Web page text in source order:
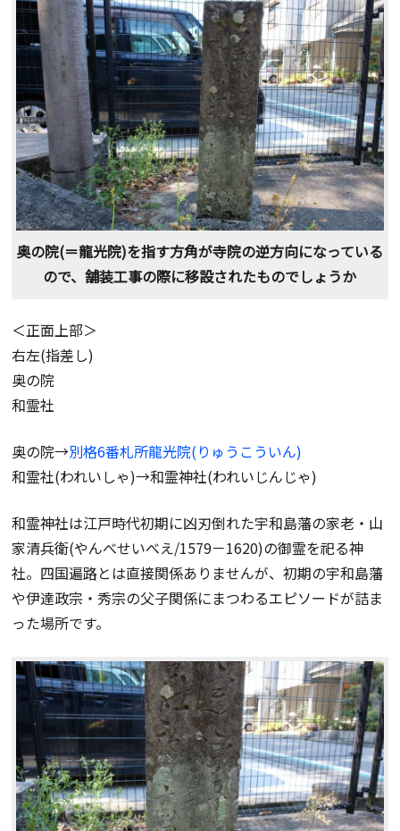
奥の院(＝龍光院)を指す方角が寺院の逆方向になっている
ので、舗装工事の際に移設されたものでしょうか
＜正面上部＞
右左(指差し)
奥の院
和霊社
奥の院→別格6番札所龍光院(りゅうこういん)
和霊社(われいしゃ)→和霊神社(われいじんじゃ)
和霊神社は江戸時代初期に凶刃倒れた宇和島藩の家老・山
家清兵衛(やんべせいべえ/1579－1620)の御霊を祀る神
社。四国遍路とは直接関係ありませんが、初期の宇和島藩
や伊達政宗・秀宗の父子関係にまつわるエピソードが詰ま
った場所です。